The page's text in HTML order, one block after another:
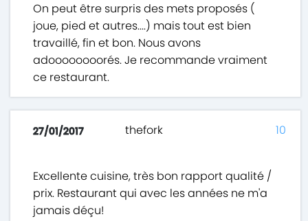
On peut être surpris des mets proposés (
joue, pied et autres....) mais tout est bien
travaillé, fin et bon. Nous avons
adoooooooorés. Je recommande vraiment
ce restaurant.
27/01/2017 thefork
Excellente cuisine, très bon rapport qualité /
prix. Restaurant qui avec les années ne m'a
jamais déçu!
10